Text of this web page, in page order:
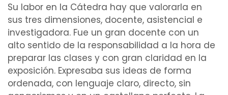
Su labor en la Cátedra hay que valorarla en
sus tres dimensiones, docente, asistencial e
investigadora. Fue un gran docente con un
alto sentido de la responsabilidad a la hora de
preparar las clases y con gran claridad en la
exposición. Expresaba sus ideas de forma
ordenada, con lenguaje claro, directo, sin